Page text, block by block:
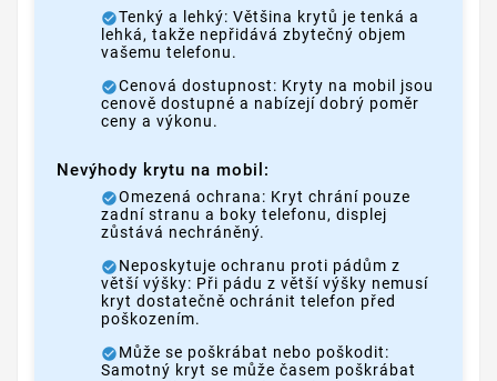
Tenký a lehký: Většina krytů je tenká a
lehká, takže nepřidává zbytečný objem
vašemu telefonu.
Cenová dostupnost: Kryty na mobil jsou
cenově dostupné a nabízejí dobrý poměr
ceny a výkonu.
Nevýhody krytu na mobil:
Omezená ochrana: Kryt chrání pouze
zadní stranu a boky telefonu, displej
zůstává nechráněný.
Neposkytuje ochranu proti pádům z
větší výšky: Při pádu z větší výšky nemusí
kryt dostatečně ochránit telefon před
poškozením.
Může se poškrábat nebo poškodit:
Samotný kryt se může časem poškrábat